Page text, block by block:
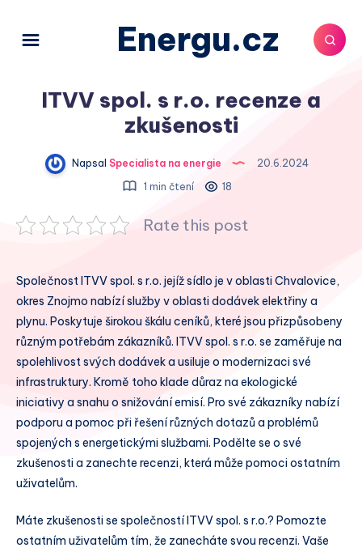
Energu.cz
ITVV spol. s r.o. recenze a
zkušenosti
Napsal Specialista na energie
20.6.2024
1 min čtení
18
Rate this post
Společnost ITVV spol. s r.o. jejíž sídlo je v oblasti Chvalovice,
okres Znojmo nabízí služby v oblasti dodávek elektřiny a
plynu. Poskytuje širokou škálu ceníků, které jsou přizpůsobeny
různým potřebám zákazníků. ITVV spol. s r.o. se zaměřuje na
spolehlivost svých dodávek a usiluje o modernizaci své
infrastruktury. Kromě toho klade důraz na ekologické
iniciativy a snahu o snižování emisí. Pro své zákazníky nabízí
podporu a pomoc při řešení různých dotazů a problémů
spojených s energetickými službami. Podělte se o své
zkušenosti a zanechte recenzi, která může pomoci ostatním
uživatelům.
Máte zkušenosti se společností ITVV spol. s r.o.? Pomozte
ostatním uživatelům tím, že zanecháte svou recenzi. Vaše